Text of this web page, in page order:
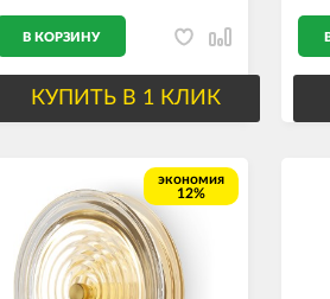
В КОРЗИНУ
КУПИТЬ В 1 КЛИК
экономия
12%